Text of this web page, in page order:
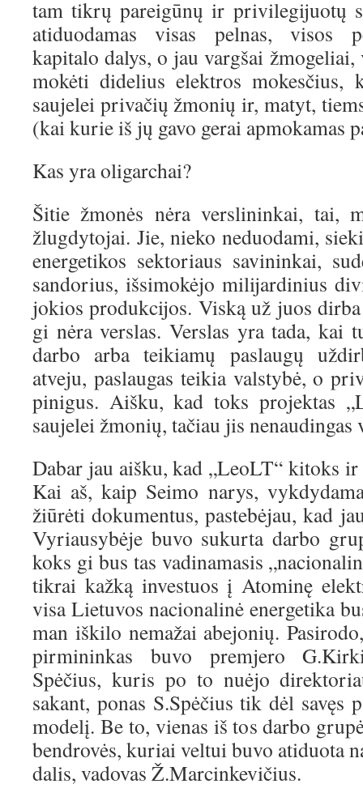
tam tikrų pareigūnų ir privilegijuotų
atiduodamas visas pelnas, visos
kapitalo dalys, o jau vargšai
mokėti didelius elektros mokesčius,
saujelei privačių žmonių ir, matyt,
(kai kurie iš jų gavo gerai apmokamas
Kas yra oligarchai?
Šitie žmonės nėra verslininkai, tai,
žlugdytojai. Jie, nieko neduodami,
energetikos sektoriaus savininkai,
sandorius, išsimokėjo milijardinius
jokios produkcijos. Viską už juos
gi nėra verslas. Verslas yra tada,
darbo arba teikiamų paslaugų
atveju, paslaugas teikia valstybė, o
pinigus. Aišku, kad toks projektas
saujelei žmonių, tačiau jis nenaudingas
Dabar jau aišku, kad „LeoLT“ kitoks
Kai aš, kaip Seimo narys,
žiūrėti dokumentus, pastebėjau, kad
Vyriausybėje buvo sukurta darbo
koks gi bus tas vadinamasis
tikrai kažką investuos į Atominę
visa Lietuvos nacionalinė energetika
man iškilo nemažai abejonių.
pirmininkas buvo premjero
Spėčius, kuris po to nuėjo
sakant, ponas S.Spėčius tik dėl savęs
modelį. Be to, vienas iš tos darbo
bendrovės, kuriai veltui buvo atiduota
dalis, vadovas Ž.Marcinkevičius.